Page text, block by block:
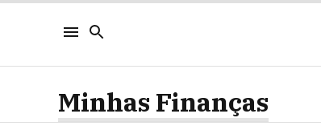
Minhas Finanças